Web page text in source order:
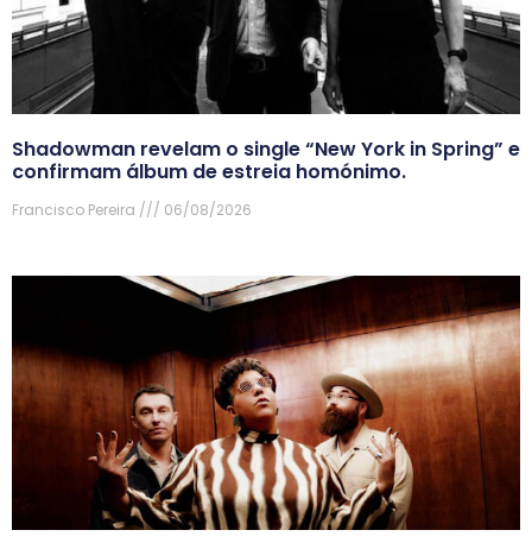
Shadowman revelam o single “New York in Spring” e
confirmam álbum de estreia homónimo.
Francisco Pereira 06/08/2026